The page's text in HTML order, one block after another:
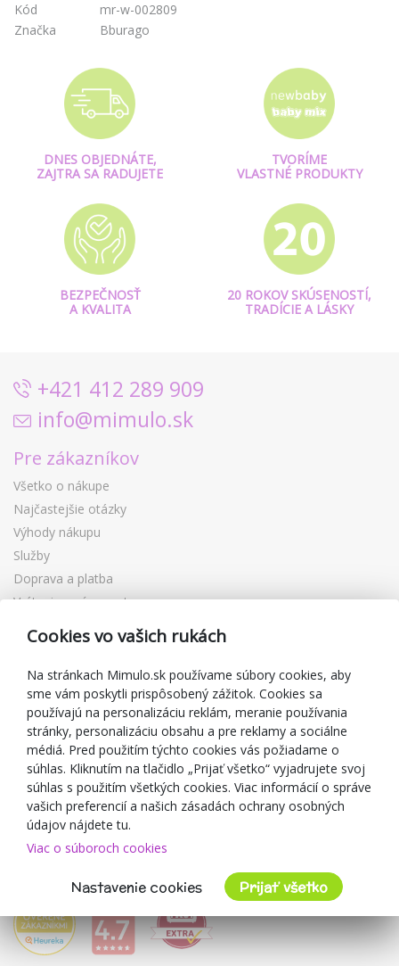
Kód
mr-w-002809
Značka
Bburago
DNES OBJEDNÁTE,
ZAJTRA SA RADUJETE
TVORÍME
VLASTNÉ PRODUKTY
BEZPEČNOSŤ
A KVALITA
20 ROKOV SKÚSENOSTÍ,
TRADÍCIE A LÁSKY
+421 412 289 909
info@mimulo.sk
Pre zákazníkov
Všetko o nákupe
Najčastejšie otázky
Výhody nákupu
Služby
Doprava a platba
Vrátenie a výmena tovaru
Reklamácia
Zľavové kupóny
Blog
O predajcovi
Mimulo.sk
Obchodné podmienky
Ochrana osobných údajov GDPR
Kontakty
Spolupracujeme
Cookies vo vašich rukách
Na stránkach Mimulo.sk používame súbory cookies, aby
sme vám poskytli prispôsobený zážitok. Cookies sa
používajú na personalizáciu reklám, meranie používania
stránky, personalizáciu obsahu a pre reklamy a sociálne
médiá. Pred použitím týchto cookies vás požiadame o
súhlas. Kliknutím na tlačidlo „Prijať všetko“ vyjadrujete svoj
súhlas s použitím všetkých cookies. Viac informácií o správe
vašich preferencií a našich zásadách ochrany osobných
údajov nájdete tu.
Viac o súboroch cookies
Nastavenie cookies Prijať všetko